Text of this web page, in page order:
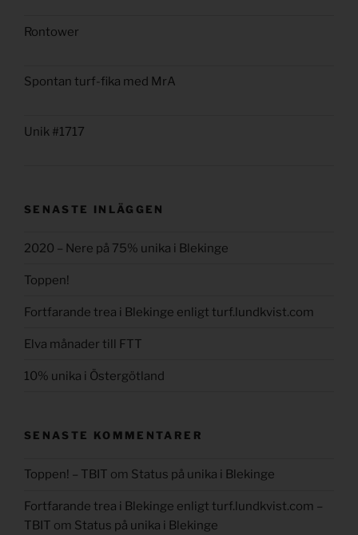
Rontower
Spontan turf-fika med MrA
Unik #1717
SENASTE INLÄGGEN
2020 – Nere på 75% unika i Blekinge
Toppen!
Fortfarande trea i Blekinge enligt turf.lundkvist.com
Elva månader till FTT
10% unika i Östergötland
SENASTE KOMMENTARER
Toppen! – TBIT om Status på unika i Blekinge
Fortfarande trea i Blekinge enligt turf.lundkvist.com –
TBIT om Status på unika i Blekinge